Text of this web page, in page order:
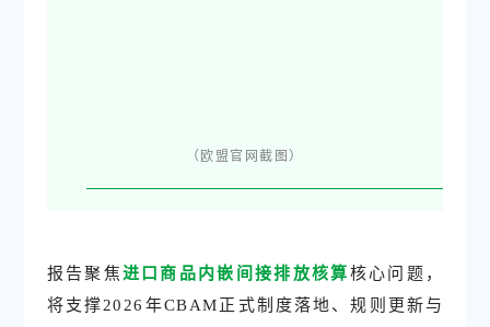
（欧盟官网截图）
报告聚焦进口商品内嵌间接排放核算核心问题，
将支撑2026年CBAM正式制度落地、规则更新与